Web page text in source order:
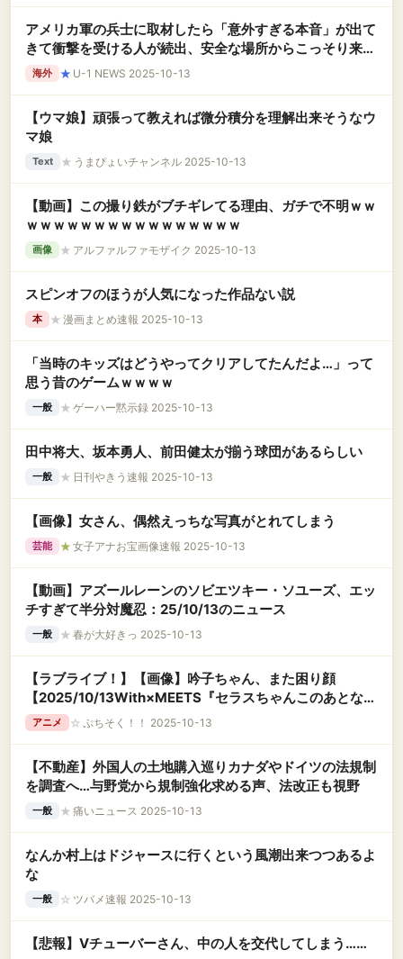
アメリカ軍の兵士に取材したら「意外すぎる本音」が出て
きて衝撃を受ける人が続出、安全な場所からこっそり来て
味方にも知らせずに敵を攻撃し……
海外 ★ U-1 NEWS 2025-10-13
【ウマ娘】頑張って教えれば微分積分を理解出来そうなウ
マ娘
Text ★ うまぴょいチャンネル 2025-10-13
【動画】この撮り鉄がブチギレてる理由、ガチで不明ｗｗ
ｗｗｗｗｗｗｗｗｗｗｗｗｗｗｗｗ
画像 ★ アルファルファモザイク 2025-10-13
スピンオフのほうが人気になった作品ない説
本 ★ 漫画まとめ速報 2025-10-13
「当時のキッズはどうやってクリアしてたんだよ…」って
思う昔のゲームｗｗｗｗ
一般 ★ ゲーハー黙示録 2025-10-13
田中将大、坂本勇人、前田健太が揃う球団があるらしい
一般 ★ 日刊やきう速報 2025-10-13
【画像】女さん、偶然えっちな写真がとれてしまう
芸能 ★ 女子アナお宝画像速報 2025-10-13
【動画】アズールレーンのソビエツキー・ソユーズ、エッ
チすぎて半分対魔忍：25/10/13のニュース
一般 ★ 春が大好きっ 2025-10-13
【ラブライブ！】【画像】吟子ちゃん、また困り顔
【2025/10/13With×MEETS『セラスちゃんこのあとなん
て言う？』】
アニメ ☆ ぷちそく！！ 2025-10-13
【不動産】外国人の土地購入巡りカナダやドイツの法規制
を調査へ…与野党から規制強化求める声、法改正も視野
一般 ★ 痛いニュース 2025-10-13
なんか村上はドジャースに行くという風潮出来つつあるよ
な
一般 ☆ ツバメ速報 2025-10-13
【悲報】Vチューバーさん、中の人を交代してしまう……